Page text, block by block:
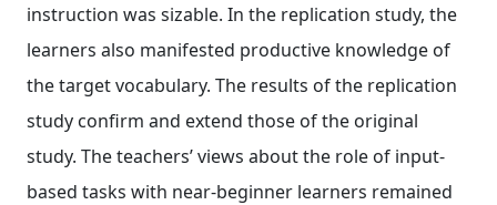
instruction was sizable. In the replication study, the
learners also manifested productive knowledge of
the target vocabulary. The results of the replication
study confirm and extend those of the original
study. The teachers’ views about the role of input‐
based tasks with near‐beginner learners remained